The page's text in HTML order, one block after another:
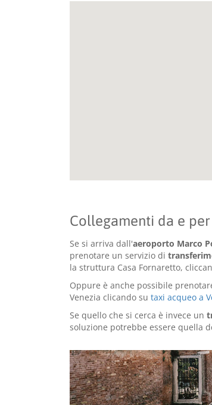
Collegamenti da e
Se si arriva dall'aeroporto Marco
prenotare un servizio di
la struttura Casa Fornaretto,
Oppure è anche possibile
Venezia clicando su taxi acqueo a
Se quello che si cerca è invece un
soluzione potrebbe essere quella